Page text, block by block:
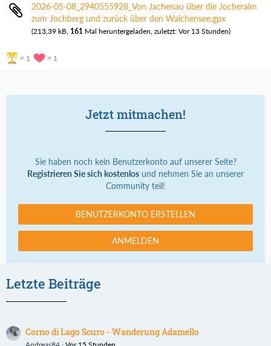
2026-05-08_2940555928_Von Jachenau über die Jocheralm
zum Jochberg und zurück über den Walchensee.gpx
(213,39 kB, 161 Mal heruntergeladen, zuletzt: Vor 13 Stunden)
1 1
Jetzt mitmachen!
Sie haben noch kein Benutzerkonto auf unserer Seite?
Registrieren Sie sich kostenlos und nehmen Sie an unserer
Community teil!
BENUTZERKONTO ERSTELLEN
ANMELDEN
Letzte Beiträge
Corno di Lago Scuro - Wanderung Adamello